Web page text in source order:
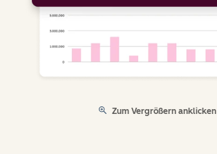
Zum Vergrößern anklicken